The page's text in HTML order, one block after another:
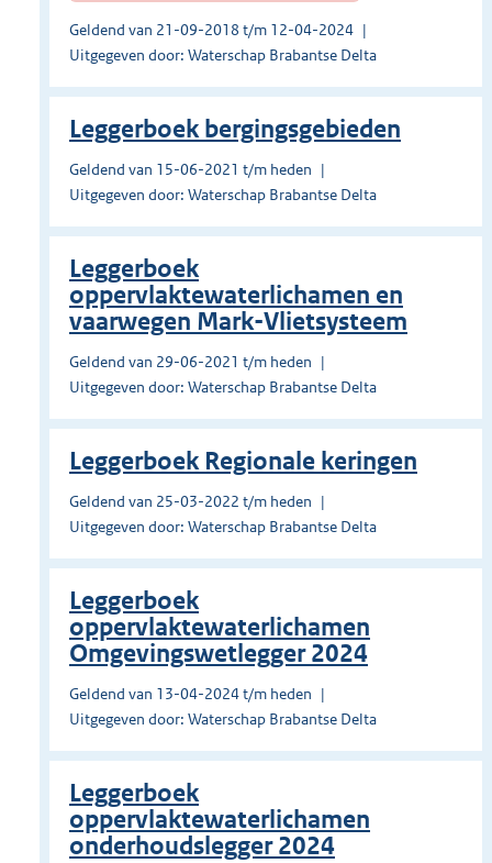
Geldend van 21-09-2018 t/m 12-04-2024
Uitgegeven door: Waterschap Brabantse Delta
Leggerboek bergingsgebieden
Geldend van 15-06-2021 t/m heden
Uitgegeven door: Waterschap Brabantse Delta
Leggerboek
oppervlaktewaterlichamen en
vaarwegen Mark-Vlietsysteem
Geldend van 29-06-2021 t/m heden
Uitgegeven door: Waterschap Brabantse Delta
Leggerboek Regionale keringen
Geldend van 25-03-2022 t/m heden
Uitgegeven door: Waterschap Brabantse Delta
Leggerboek
oppervlaktewaterlichamen
Omgevingswetlegger 2024
Geldend van 13-04-2024 t/m heden
Uitgegeven door: Waterschap Brabantse Delta
Leggerboek
oppervlaktewaterlichamen
onderhoudslegger 2024